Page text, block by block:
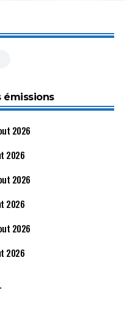
émissions
2026
2026
2026
2026
2026
2026